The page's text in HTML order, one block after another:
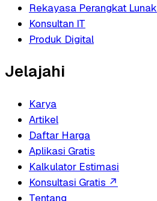
Rekayasa Perangkat Lunak
Konsultan IT
Produk Digital
Jelajahi
Karya
Artikel
Daftar Harga
Aplikasi Gratis
Kalkulator Estimasi
Konsultasi Gratis ↗
Tentang